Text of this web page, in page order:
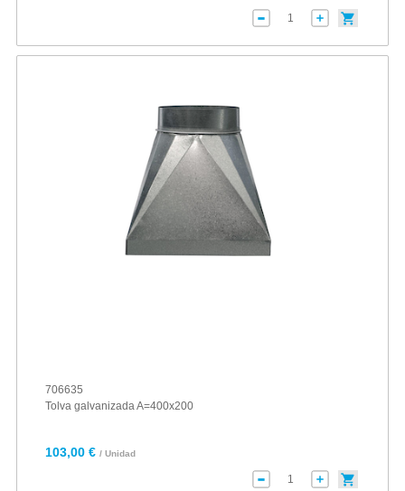
706635
Tolva galvanizada A=400x200
103,00 € / Unidad